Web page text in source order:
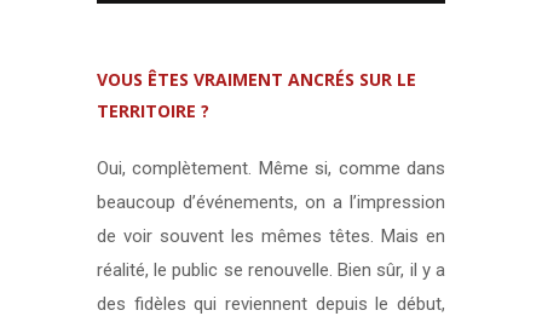
VOUS ÊTES VRAIMENT ANCRÉS SUR LE
TERRITOIRE ?
Oui, complètement. Même si, comme dans
beaucoup d’événements, on a l’impression
de voir souvent les mêmes têtes. Mais en
réalité, le public se renouvelle. Bien sûr, il y a
des fidèles qui reviennent depuis le début,